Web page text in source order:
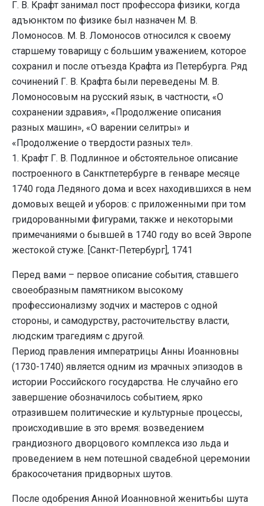
Г. В. Крафт занимал пост профессора физики, когда
адъюнктом по физике был назначен М. В.
Ломоносов. М. В. Ломоносов относился к своему
старшему товарищу с большим уважением, которое
сохранил и после отъезда Крафта из Петербурга. Ряд
сочинений Г. В. Крафта были переведены М. В.
Ломоносовым на русский язык, в частности, «О
сохранении здравия», «Продолжение описания
разных машин», «О варении селитры» и
«Продолжение о твердости разных тел».
1. Крафт Г. В. Подлинное и обстоятельное описание
построенного в Санктпетербурге в генваре месяце
1740 года Ледяного дома и всех находившихся в нем
домовых вещей и уборов: с приложенными при том
гридорованными фигурами, также и некоторыми
примечаниями о бывшей в 1740 году во всей Эвропе
жестокой стуже. [Санкт-Петербург], 1741
Перед вами – первое описание события, ставшего
своеобразным памятником высокому
профессионализму зодчих и мастеров с одной
стороны, и самодурству, расточительству власти,
людским трагедиям с другой.
Период правления императрицы Анны Иоанновны
(1730-1740) является одним из мрачных эпизодов в
истории Российского государства. Не случайно его
завершение обозначилось событием, ярко
отразившем политические и культурные процессы,
происходившие в это время: возведением
грандиозного дворцового комплекса изо льда и
проведением в нем потешной свадебной церемонии
бракосочетания придворных шутов.
После одобрения Анной Иоанновной женитьбы шута